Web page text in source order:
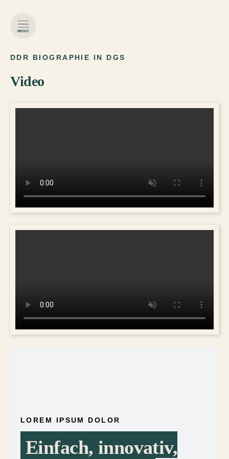
MENÜ
DDR BIOGRAPHIE IN DGS
Video
LOREM IPSUM DOLOR
Einfach, innovativ,